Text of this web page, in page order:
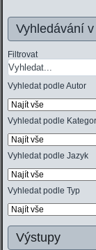
Vyhledávání
Filtrovat
Vyhledat podle Autor
Vyhledat podle
Vyhledat podle Jazyk
Vyhledat podle Typ
Výstupy